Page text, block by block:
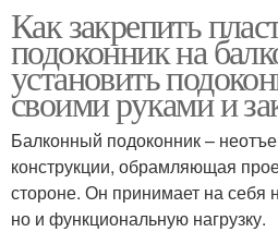
Как закрепить
подоконник на
установить
своими руками и
Балконный подоконник –
конструкции, обрамляющая
стороне. Он принимает на себя
но и функциональную нагрузку.